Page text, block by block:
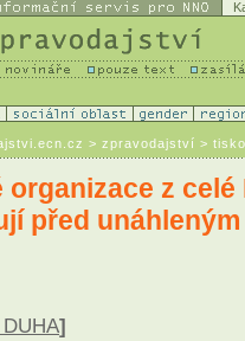
> zpravodajství >
organizace z
před
]